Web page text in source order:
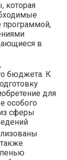
которая
программой,
в
бюджета. К
для
особого
сферы